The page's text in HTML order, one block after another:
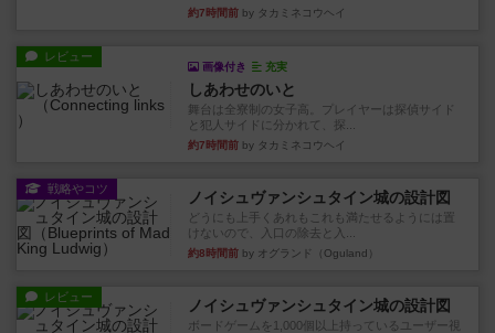
約7時間前 by タカミネコウヘイ
レビュー
画像付き 充実
しあわせのいと
舞台は全寮制の女子高。プレイヤーは探偵サイド
と犯人サイドに分かれて、探...
約7時間前 by タカミネコウヘイ
戦略やコツ ノイシュヴァンシュタイン城の設計図
どうにも上手くあれもこれも満たせるようには置
けないので、入口の除去と入...
約8時間前 by オグランド（Oguland）
レビュー ノイシュヴァンシュタイン城の設計図
ボードゲームを1,000個以上持っているユーザー視